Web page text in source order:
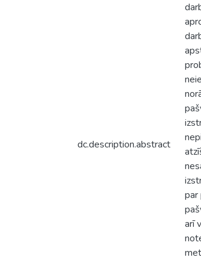
dc.description.abstract
par
arī